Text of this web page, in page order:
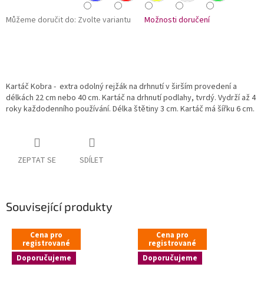
Můžeme doručit do: Zvolte variantu Možnosti doručení
Kartáč Kobra - extra odolný rejžák na drhnutí v širším provedení a
délkách 22 cm nebo 40 cm. Kartáč na drhnutí podlahy, tvrdý. Vydrží až 4
roky každodenního používání. Délka štětiny 3 cm. Kartáč má šířku 6 cm.
ZEPTAT SE SDÍLET
Související produkty
Cena pro
registrované
Doporučujeme
Cena pro
registrované
Doporučujeme